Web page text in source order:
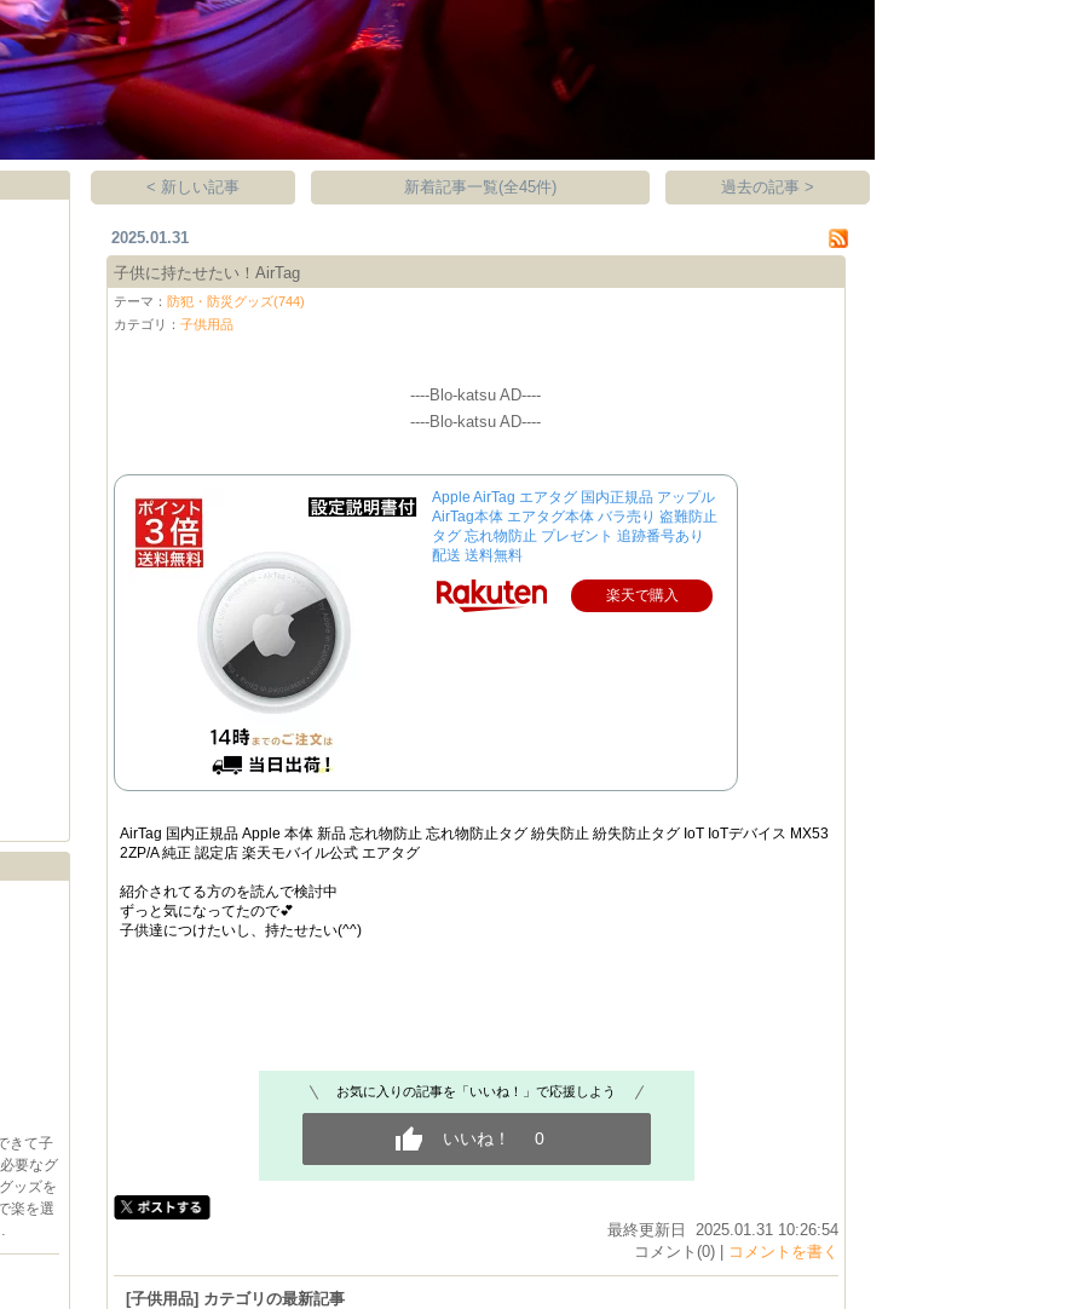
きて子
要なグ
ッズを
楽を選
< 新しい記事 新着記事一覧(全45件) 過去の記事 >
2025.01.31
子供に持たせたい！AirTag
テーマ：防犯・防災グッズ(744)
カテゴリ：子供用品
----Blo-katsu AD----
----Blo-katsu AD----
Apple AirTag エアタグ 国内正規品 アップル
AirTag本体 エアタグ本体 バラ売り 盗難防止
タグ 忘れ物防止 プレゼント 追跡番号あり
配送 送料無料
楽天で購入
AirTag 国内正規品 Apple 本体 新品 忘れ物防止 忘れ物防止タグ 紛失防止 紛失防止タグ IoT IoTデバイス MX53
2ZP/A 純正 認定店 楽天モバイル公式 エアタグ
紹介されてる方のを読んで検討中
ずっと気になってたので💕
子供達につけたいし、持たせたい(^^)
お気に入りの記事を「いいね！」で応援しよう
いいね！ 0
最終更新日 2025.01.31 10:26:54
コメント(0) |
コメントを書く
[子供用品] カテゴリの最新記事